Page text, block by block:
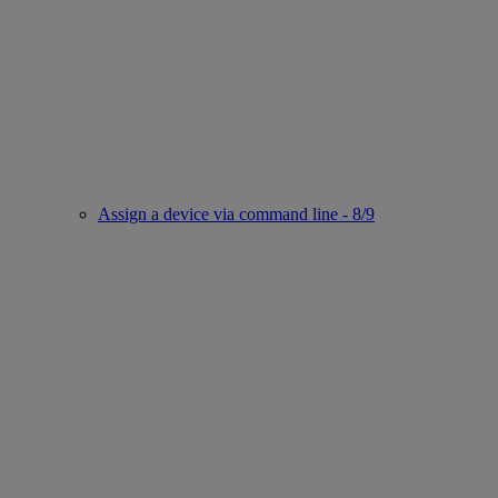
Assign a device via command line - 8/9